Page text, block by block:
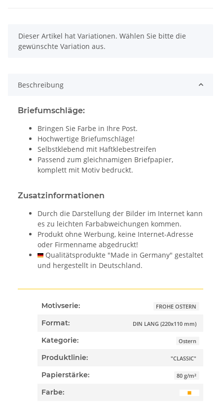
x
Dieser Artikel hat Variationen. Wählen Sie bitte die
gewünschte Variation aus.
Beschreibung
Briefumschläge:
Bringen Sie Farbe in Ihre Post.
Hochwertige Briefumschläge!
Selbstklebend mit Haftklebestreifen
Passend zum gleichnamigen Briefpapier,
komplett mit Motiv bedruckt.
Zusatzinformationen
Durch die Darstellung der Bilder im Internet kann
es zu leichten Farbabweichungen kommen.
Produkt ohne Werbung, keine Internet-Adresse
oder Firmenname abgedruckt!
Qualitätsprodukte "Made in Germany" gestaltet
und hergestellt in Deutschland.
Motivserie: FROHE OSTERN
Format: DIN LANG (220x110 mm)
Kategorie: Ostern
Produktlinie: "CLASSIC"
Papierstärke: 80 g/m²
Farbe: